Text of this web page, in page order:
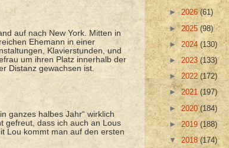
auf nach New York. Mitten in
Ehemann in einer
Klavierstunden, und
um ihren Platz innerhalb der
Distanz gewachsen ist.
ganzes halbes Jahr“ wirklich
gefreut, dass ich auch an Lous
Lou kommt man auf den ersten
►2026(61)
►2025(98)
►2024(130)
►2023(133)
►2022 (172)
►2021 (197)
►2020(184)
►2019(188)
▼2018(174)